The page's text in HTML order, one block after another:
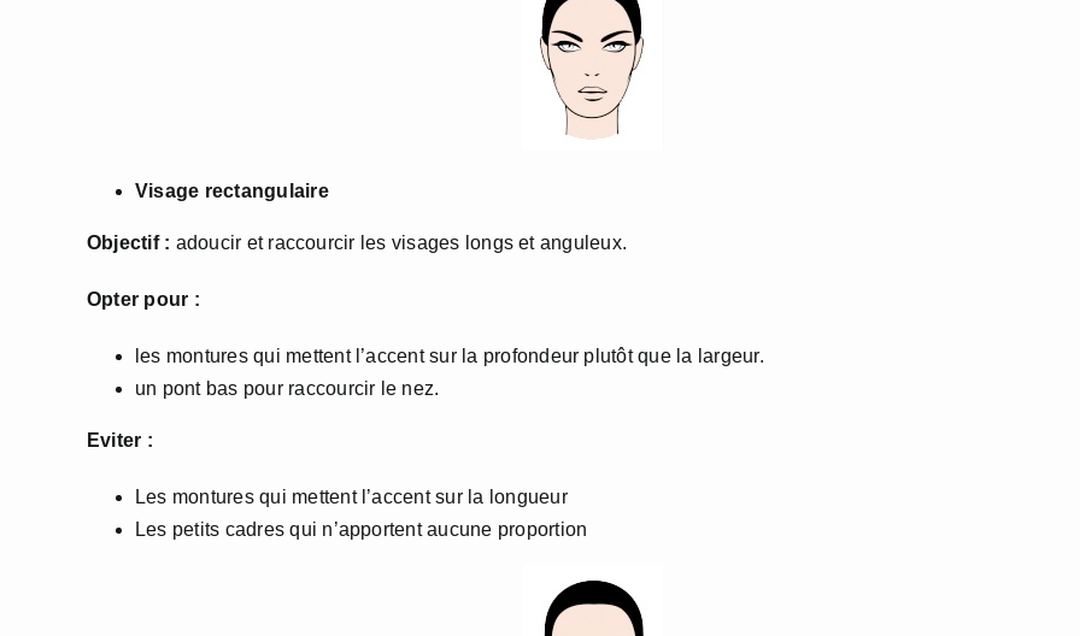
Visage rectangulaire
Objectif : adoucir et raccourcir les visages longs et anguleux.
Opter pour :
les montures qui mettent l’accent sur la profondeur plutôt que la largeur.
un pont bas pour raccourcir le nez.
Eviter :
Les montures qui mettent l’accent sur la longueur
Les petits cadres qui n’apportent aucune proportion